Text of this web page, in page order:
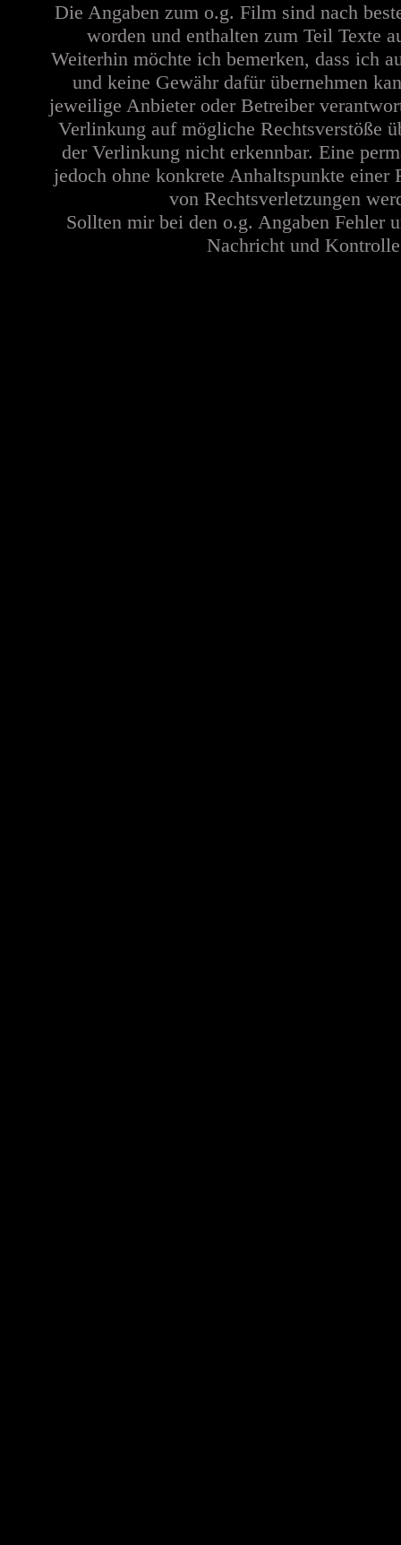
Die Angaben zum o.g. Film sind nach
worden und enthalten zum Teil Texte
Weiterhin möchte ich bemerken, dass ich
und keine Gewähr dafür übernehmen
jeweilige Anbieter oder Betreiber
Verlinkung auf mögliche Rechtsverstöße
der Verlinkung nicht erkennbar. Eine
jedoch ohne konkrete Anhaltspunkte
von Rechtsverletzungen
Sollten mir bei den o.g. Angaben Fehler
Nachricht und